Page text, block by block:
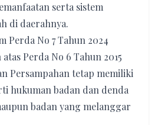
serta sistem
di daerahnya.
Perda No 7 Tahun 2024
Perda No 6 Tahun 2015
Persampahan tetap memiliki
hukuman badan dan denda
badan yang melanggar